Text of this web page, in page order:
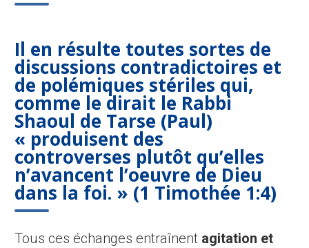
Il en résulte toutes sortes de
discussions contradictoires et
de polémiques stériles qui,
comme le dirait le Rabbi
Shaoul de Tarse (Paul)
« produisent des
controverses plutôt qu’elles
n’avancent l’oeuvre de Dieu
dans la foi. » (1 Timothée 1:4)
Tous ces échanges entraînent agitation et